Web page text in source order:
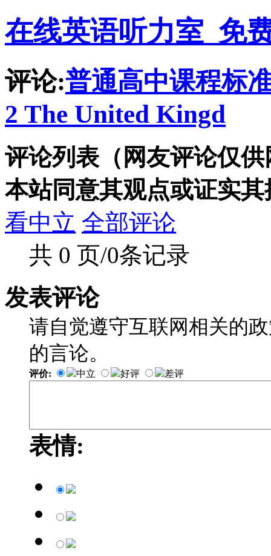
在线英语听力室_免
评论:普通高中课程标
2 The United Kingd
评论列表（网友评论仅
本站同意其观点或证实其
看中立 全部评论
共 0 页/0条记录
发表评论
请自觉遵守互联网相关的
的言论。
评价: 中立 好评 差评
表情: